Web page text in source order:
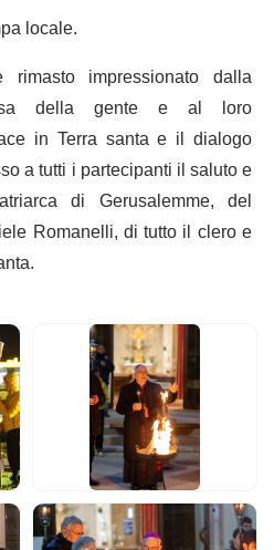
locale.
impressionato dalla
della gente e al loro
in Terra santa e il dialogo
a tutti i partecipanti il saluto e
di Gerusalemme, del
Romanelli, di tutto il clero e